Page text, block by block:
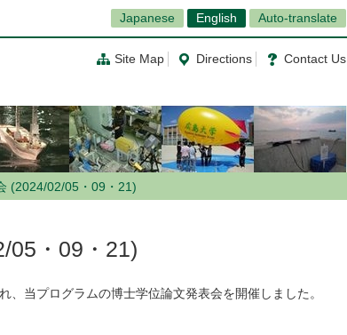
Japanese English Auto-translate
Site Map Directions Contact Us
(2024/02/05・09・21)
05・09・21)
当プログラムの博士学位論文発表会を開催しました。